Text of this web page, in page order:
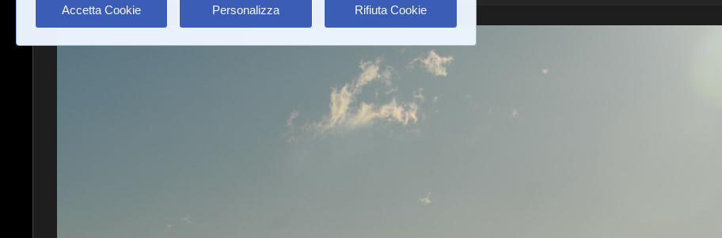
Accetta Cookie Personalizza Rifiuta Cookie